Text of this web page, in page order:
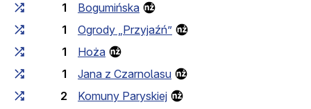
1
Bogumińska
1
Ogrody „Przyjaźń”
1
Hoża
1
Jana z Czarnolasu
2
Komuny Paryskiej